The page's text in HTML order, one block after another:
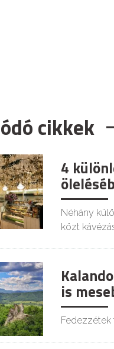
cikkek
4
Néhány
közt
is